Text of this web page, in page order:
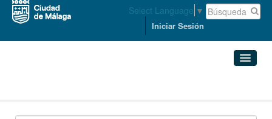
Select Language ▼
Iniciar Sesión